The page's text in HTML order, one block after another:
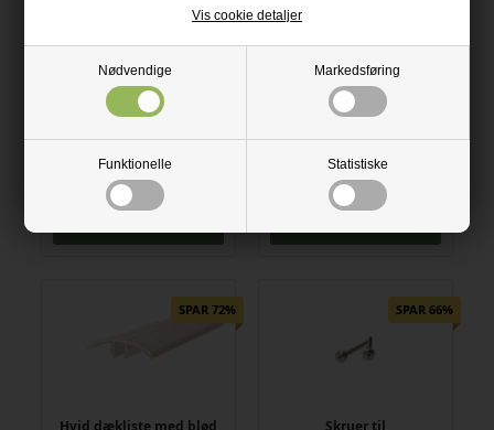
Nødvendige Markedsføring
Funktionelle Statistiske
Vis cookie detaljer
Alu stopbeslag til
135,00
50,00 DKK
Gummibund 58mm
RIATHERM® 3050mm
(SPÆRLØSNING)
195,00
95,00 DKK
SPAR 72%
Hvid dækliste med blød
SPAR 66%
Skruer til